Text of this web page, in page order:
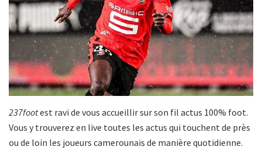
237footest ravi de vous accueillir sur son fil actus 100% foot.
Vous y trouverez en live toutes les actus qui touchent de près
ou de loin les joueurs camerounais de manière quotidienne.